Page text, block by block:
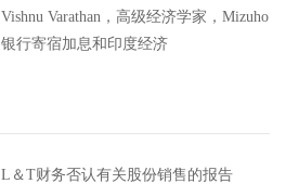
Vishnu Varathan，高级经济学家，Mizuho
银行寄宿加息和印度经济
L＆T财务否认有关股份销售的报告